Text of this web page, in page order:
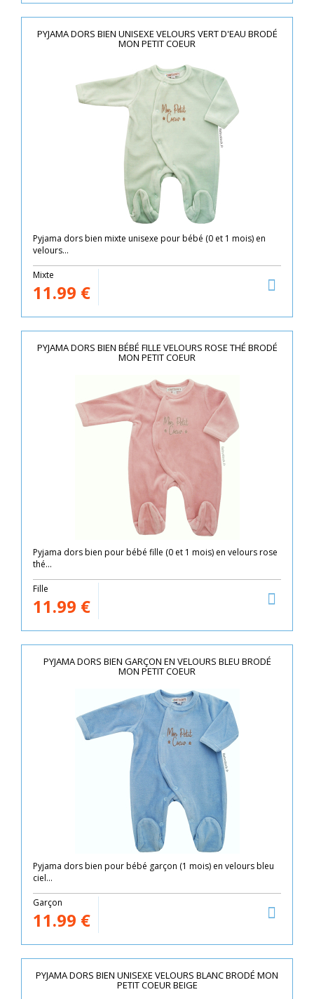
PYJAMA DORS BIEN UNISEXE VELOURS VERT D'EAU BRODÉ
MON PETIT COEUR
Pyjama dors bien mixte unisexe pour bébé (0 et 1 mois) en
velours...
Mixte
11.99 €
PYJAMA DORS BIEN BÉBÉ FILLE VELOURS ROSE THÉ BRODÉ
MON PETIT COEUR
Pyjama dors bien pour bébé fille (0 et 1 mois) en velours rose
thé...
Fille
11.99 €
PYJAMA DORS BIEN GARÇON EN VELOURS BLEU BRODÉ
MON PETIT COEUR
Pyjama dors bien pour bébé garçon (1 mois) en velours bleu
ciel...
Garçon
11.99 €
PYJAMA DORS BIEN UNISEXE VELOURS BLANC BRODÉ MON
PETIT COEUR BEIGE